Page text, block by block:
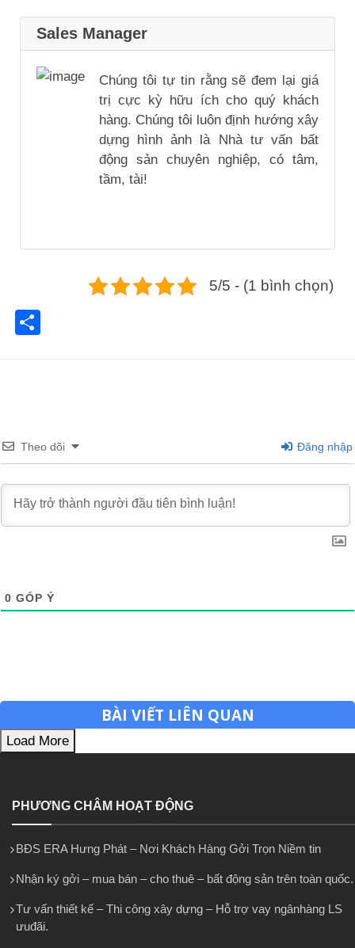
Sales Manager
Chúng tôi tự tin rằng sẽ đem lại giá
trị cực kỳ hữu ích cho quý khách
hàng. Chúng tôi luôn định hướng xây
dựng hình ảnh là Nhà tư vấn bất
động sản chuyên nghiệp, có tâm,
tầm, tài!
5/5 - (1 bình chọn)
Theo dõi Đăng nhập
0 GÓP Ý
BÀI VIẾT LIÊN QUAN
Load More
PHƯƠNG CHÂM HOẠT ĐỘNG
BĐS ERA Hưng Phát – Nơi Khách Hàng Gởi Trọn Niềm tin
Nhận ký gởi – mua bán – cho thuê – bất động sản trên toàn quốc.
Tư vấn thiết kế – Thi công xây dựng – Hỗ trợ vay ngânhàng LS
ưuđãi.